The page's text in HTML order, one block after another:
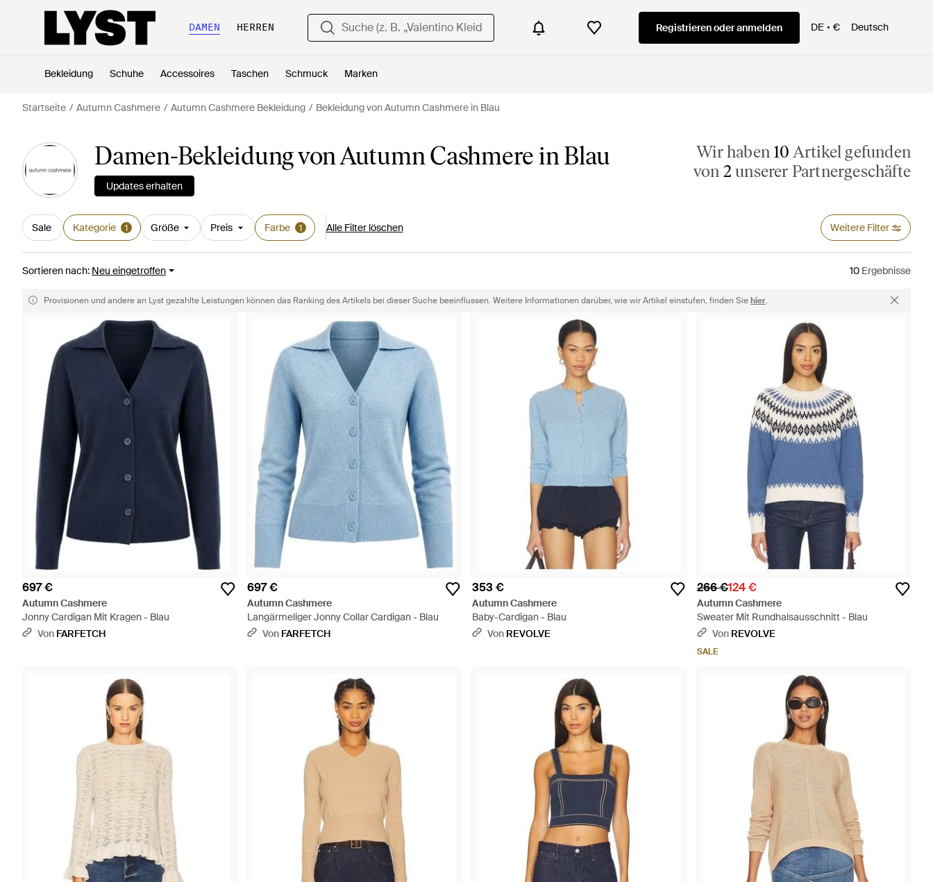
DAMEN HERREN Registrieren oder anmelden DE € Deutsch
Bekleidung Schuhe Accessoires Taschen Schmuck Marken
Startseite Autumn Cashmere Autumn Cashmere Bekleidung Bekleidung von Autumn Cashmere in Blau
Damen-Bekleidung von Autumn Cashmere in Blau
Updates erhalten
Wir haben 10 Artikel gefunden
von 2 unserer Partnergeschäfte
Sale Kategorie 1 Größe Preis Farbe 1 Alle Filter löschen Weitere Filter
Sortieren nach: Neu eingetroffen 10 Ergebnisse
Provisionen und andere an Lyst gezahlte Leistungen können das Ranking des Artikels bei dieser Suche beeinflussen. Weitere Informationen darüber, wie wir Artikel einstufen, finden Siehier.
697 €
Autumn Cashmere
Jonny Cardigan Mit Kragen - Blau
Von FARFETCH
697 €
Autumn Cashmere
Langärmeliger Jonny Collar Cardigan - Blau
Von FARFETCH
353 €
Autumn Cashmere
Baby-Cardigan - Blau
Von REVOLVE
266 €124 €
Autumn Cashmere
Sweater Mit Rundhalsausschnitt - Blau
Von REVOLVE
SALE